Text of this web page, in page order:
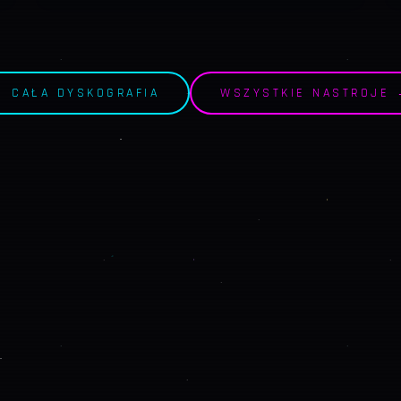
DYSKOGRAFIA WSZYSTKIE